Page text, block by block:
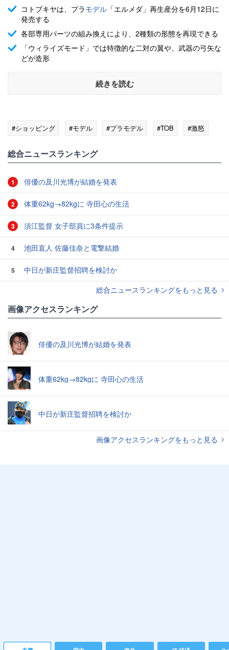
コトブキヤは、プラモデル 「エルメダ」再生産分を6月12日に
発売する
各部専用パーツの組み換えにより、2種類の形態を再現できる
「ウィライズモード」では特徴的な二対の翼や、武器の弓矢な
どが造形
続きを読む
#ショッピング #モデル #プラモデル #TOB #激怒
総合ニュースランキング
1 俳優の及川光博が結婚を発表
2 体重62kg→82kgに 寺田心の生活
3 須江監督 女子部員に3条件提示
4 池田直人 佐藤佳奈と電撃結婚
5
中日が新庄監督招聘を検討か
総合ニュースランキングをもっと見る
画像アクセスランキング
俳優の及川光博が結婚を発表
体重62kg→82kgに 寺田心の生活
中日が新庄監督招聘を検討か
画像アクセスランキングをもっと見る